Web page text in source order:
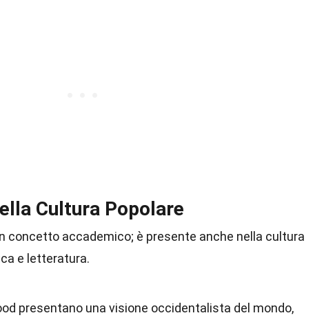
Cultura Popolare
concetto accademico; è presente anche nella cultura
e letteratura.
presentano una visione occidentalista del mondo,